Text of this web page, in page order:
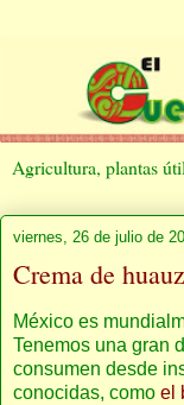
Agricultura, plantas
viernes, 26 de julio de
Crema de
México es
Tenemos una gran
consumen desde
conocidas, como el